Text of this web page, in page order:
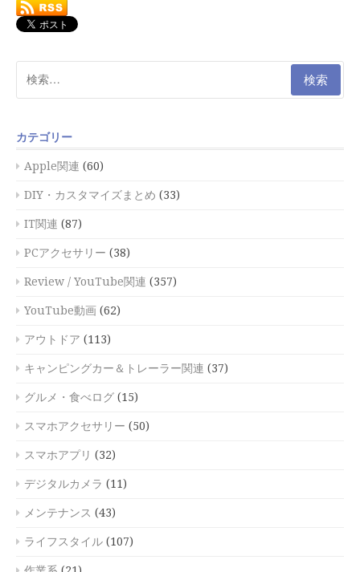
索:
カテゴリー
Apple関連 (60)
DIY・カスタマイズまとめ (33)
IT関連 (87)
PCアクセサリー (38)
Review / YouTube関連 (357)
YouTube動画 (62)
アウトドア (113)
キャンピングカー＆トレーラー関連 (37)
グルメ・食べログ (15)
スマホアクセサリー (50)
スマホアプリ (32)
デジタルカメラ (11)
メンテナンス (43)
ライフスタイル (107)